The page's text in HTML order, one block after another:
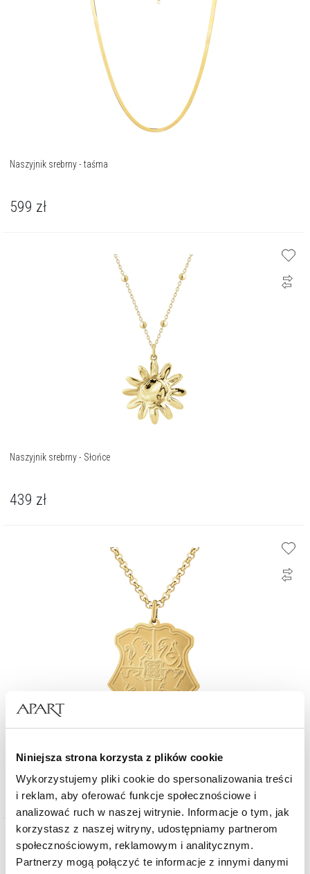
Niniejsza strona korzysta z plików cookie
Wykorzystujemy pliki cookie do spersonalizowania treści
i reklam, aby oferować funkcje społecznościowe i
analizować ruch w naszej witrynie. Informacje o tym, jak
korzystasz z naszej witryny, udostępniamy partnerom
społecznościowym, reklamowym i analitycznym.
Partnerzy mogą połączyć te informacje z innymi danymi
Naszyjnik srebrny - taśma
599 zł
Naszyjnik srebrny - Słońce
439 zł
189 zł